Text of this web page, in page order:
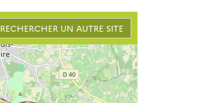
RECHERCHER UN AUTRE SITE